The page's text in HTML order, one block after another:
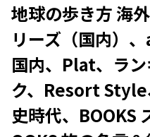
地球の歩き方 海
リーズ（国内）
国内、Plat、ラ
ク、Resort Style
史時代、BOOKS